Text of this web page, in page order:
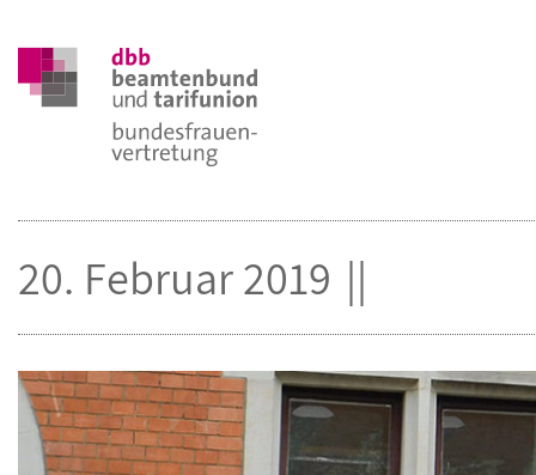
20. Februar 2019